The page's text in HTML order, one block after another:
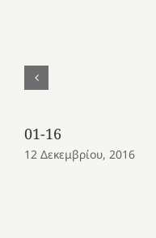
01-16
12 Δεκεμβρίου, 2016